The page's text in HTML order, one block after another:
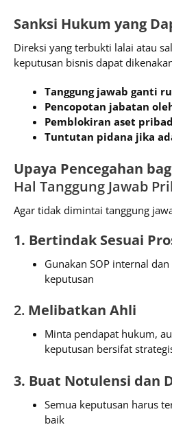
Sanksi Hukum yang
Direksi yang terbukti lalai atau
keputusan bisnis dapat
Tanggung jawab ganti
Pencopotan jabatan
Pemblokiran aset
Tuntutan pidana jika
Upaya Pencegahan
Hal Tanggung Jawab
Agar tidak dimintai tanggung
1. Bertindak Sesuai
Gunakan SOP internal
keputusan
2. Melibatkan Ahli
Minta pendapat hukum,
keputusan bersifat
3. Buat Notulensi dan
Semua keputusan harus
baik